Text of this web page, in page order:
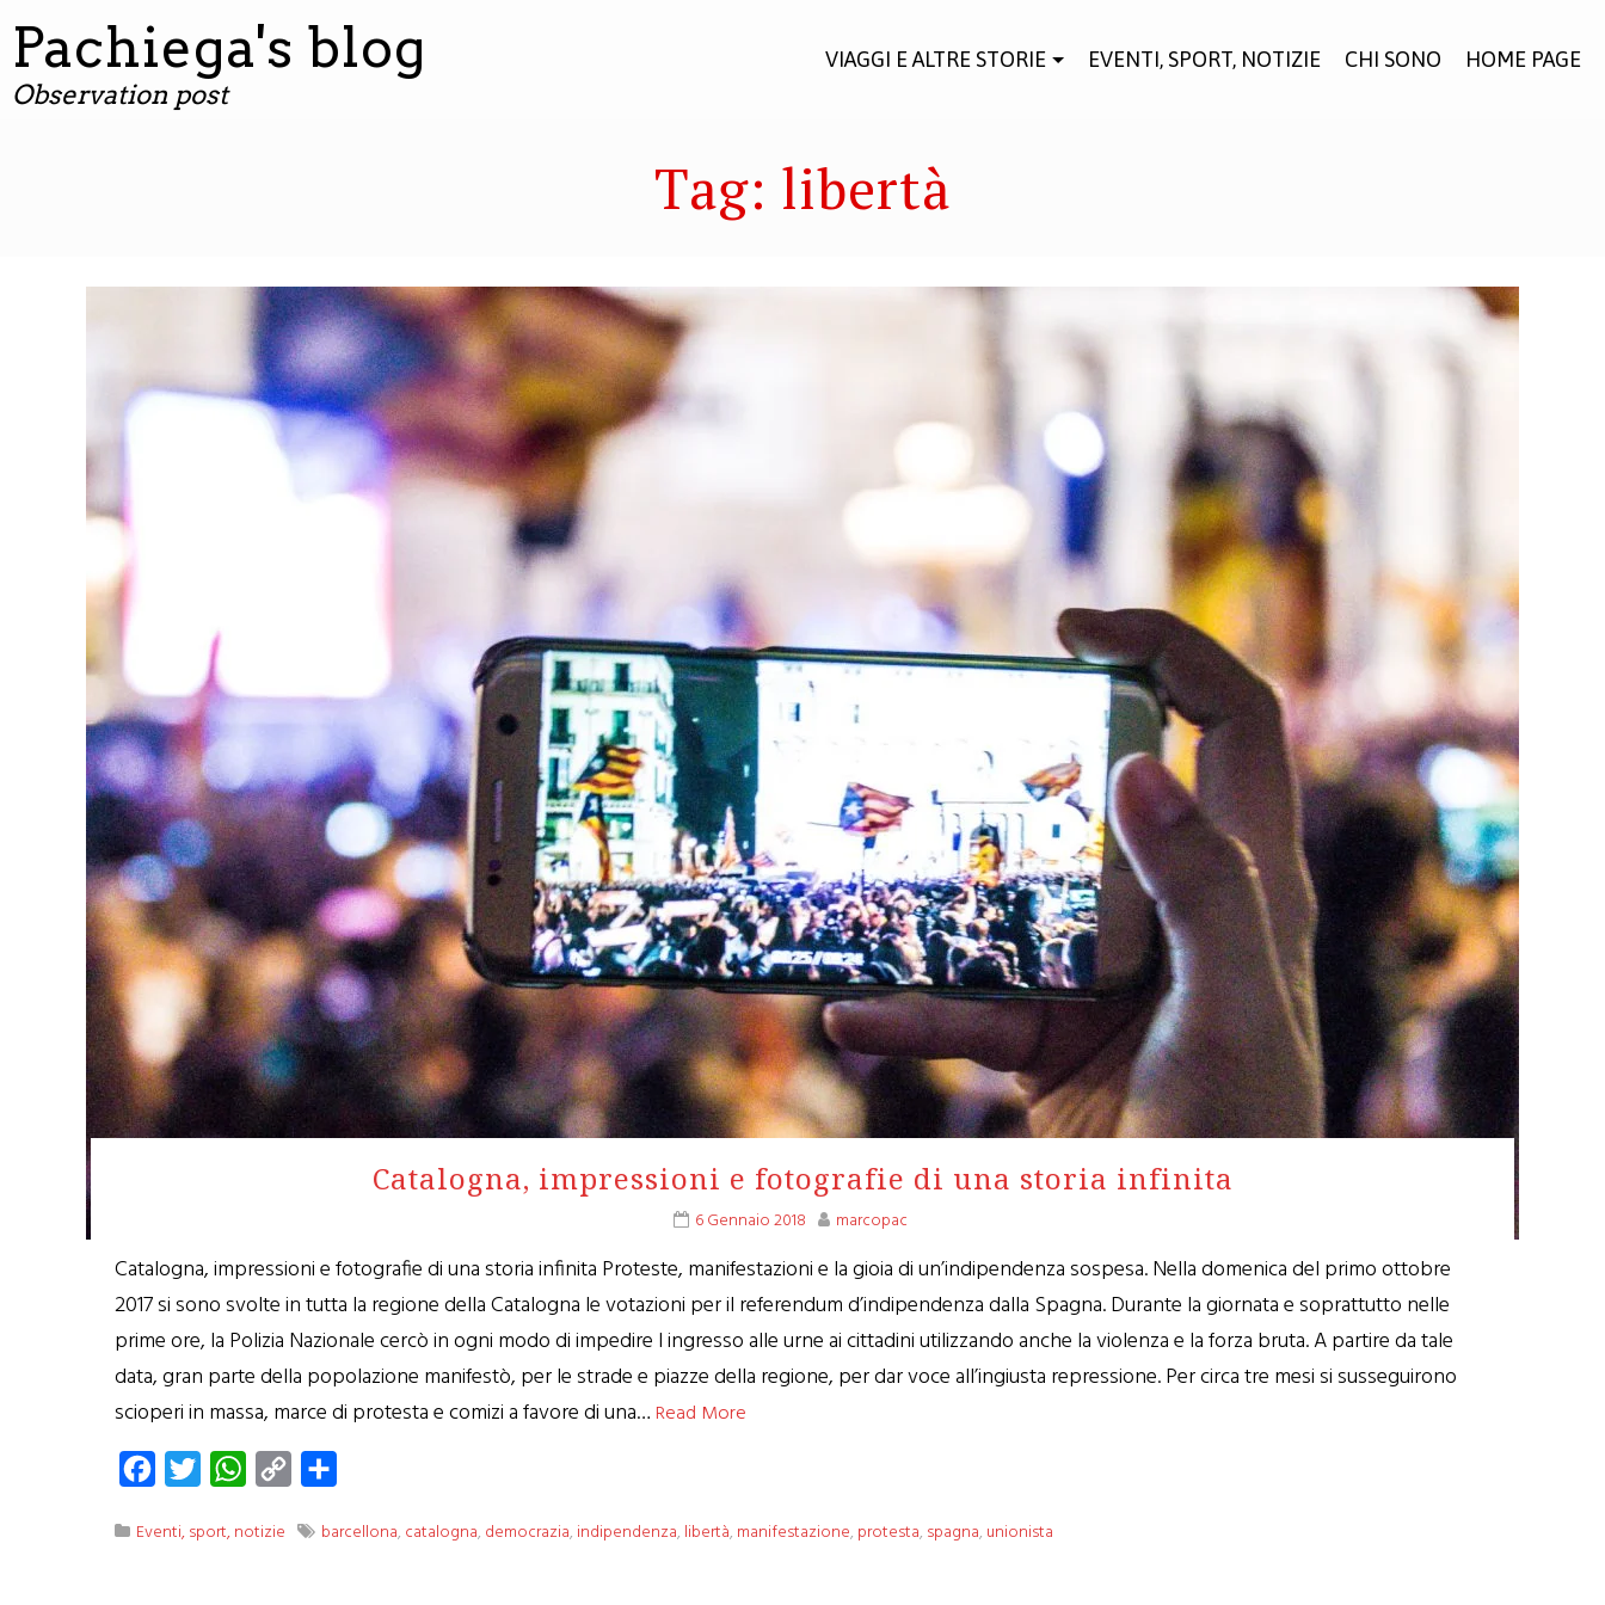
contenuto
Pachiega's blog
Observation post
VIAGGI E ALTRE STORIE EVENTI, SPORT, NOTIZIE CHI SONO HOME PAGE
Tag: libertà
Catalogna, impressioni e fotografie di una storia infinita
6 Gennaio 2018 marcopac
Catalogna, impressioni e fotografie di una storia infinita Proteste, manifestazioni e la gioia di un’indipendenza sospesa. Nella domenica del primo ottobre
2017 si sono svolte in tutta la regione della Catalogna le votazioni per il referendum d’indipendenza dalla Spagna. Durante la giornata e soprattutto nelle
prime ore, la Polizia Nazionale cercò in ogni modo di impedire l ingresso alle urne ai cittadini utilizzando anche la violenza e la forza bruta. A partire da tale
data, gran parte della popolazione manifestò, per le strade e piazze della regione, per dar voce all’ingiusta repressione. Per circa tre mesi si susseguirono
scioperi in massa, marce di protesta e comizi a favore di una… Read More
Facebook
Twitter WhatsApp
Copy
Eventi, sport, notizie barcellona, catalogna, democrazia, indipendenza, libertà, manifestazione, protesta, spagna, unionista